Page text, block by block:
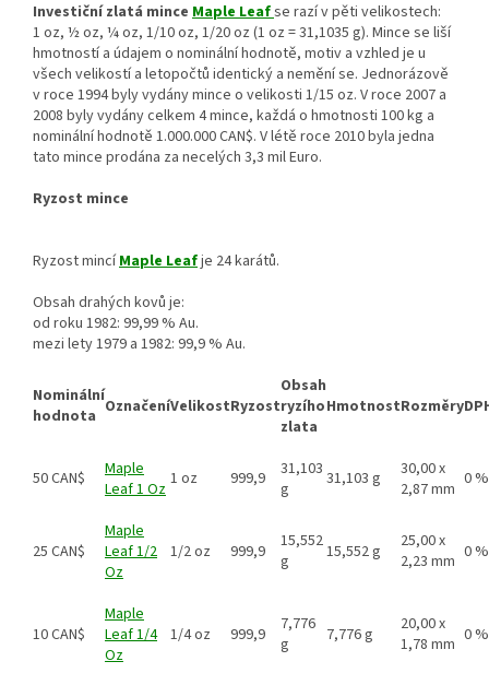
Investiční zlatá mince Maple Leafse razí v pěti velikostech:
1 oz, ½ oz, ¼ oz, 1/10 oz, 1/20 oz (1 oz = 31,1035 g). Mince se liší
hmotností a údajem o nominální hodnotě, motiv a vzhled je u
všech velikostí a letopočtů identický a nemění se. Jednorázově
v roce 1994 byly vydány mince o velikosti 1/15 oz. V roce 2007 a
2008 byly vydány celkem 4 mince, každá o hmotnosti 100 kg a
nominální hodnotě 1.000.000 CAN$. V létě roce 2010 byla jedna
tato mince prodána za necelých 3,3 mil Euro.
Ryzost mince
Ryzost mincíMaple Leafje 24 karátů.
Obsah drahých kovů je:
od roku 1982: 99,99 % Au.
mezi lety 1979 a 1982: 99,9 % Au.
Nominální
hodnota OznačeníVelikostRyzost
Obsah
ryzího
zlata
HmotnostRozměry
50 CAN$
Maple
Leaf 1 Oz 1 oz 999,9
31,103
g
31,103 g
30,00 x
2,87 mm 0 %
25 CAN$
Maple
Leaf 1/2
Oz
1/2 oz 999,9
15,552
g
15,552 g
25,00 x
2,23 mm 0 %
10 CAN$
Maple
Leaf 1/4
Oz
1/4 oz 999,9
7,776
g
7,776 g
20,00 x
1,78 mm 0 %